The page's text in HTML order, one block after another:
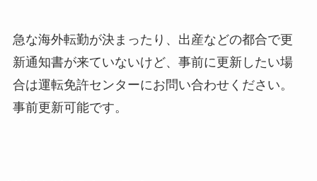
急な海外転勤が決まったり、出産などの都合で更
新通知書が来ていないけど、事前に更新したい場
合は運転免許センターにお問い合わせください。
事前更新可能です。